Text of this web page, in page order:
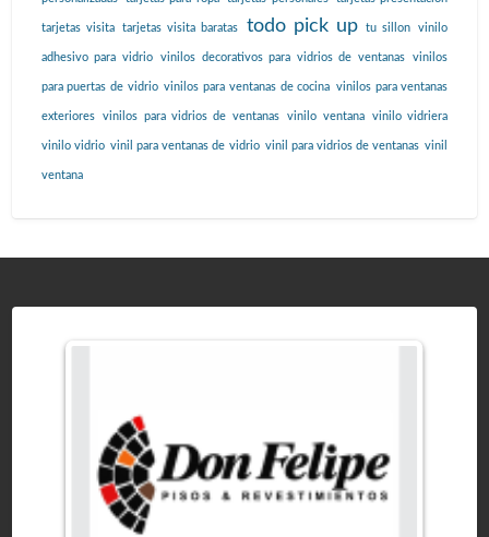
tarjetas visita tarjetas visita baratas todo pick up tu sillon vinilo
adhesivo para vidrio vinilos decorativos para vidrios de ventanas vinilos
para puertas de vidrio vinilos para ventanas de cocina vinilos para ventanas
exteriores vinilos para vidrios de ventanas vinilo ventana vinilo vidriera
vinilo vidrio vinil para ventanas de vidrio vinil para vidrios de ventanas vinil
ventana